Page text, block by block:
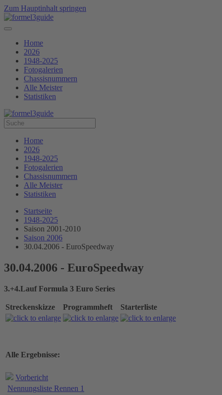
Zum Hauptinhalt springen
Home
2026
1948-2025
Fotogalerien
Chassisnummern
Alle Meister
Statistiken
Home
2026
1948-2025
Fotogalerien
Chassisnummern
Alle Meister
Statistiken
Startseite
1948-2025
Saison 2001-2010
Saison 2006
30.04.2006 - EuroSpeedway
30.04.2006 - EuroSpeedway
3.+4.Lauf Formula 3 Euro Series
Streckenskizze Programmheft Starterliste
Alle Ergebnisse:
Vorbericht
Nennungsliste Rennen 1